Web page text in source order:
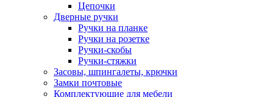
Цепочки
Дверные ручки
Ручки на планке
Ручки на розетке
Ручки-скобы
Ручки-стяжки
Засовы, шпингалеты, крючки
Замки почтовые
Комплектующие для мебели